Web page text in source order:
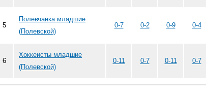
5
Полевчанка младшие
(Полевской)
0-7 0-2 0-9 0-4
6
Хоккеисты младшие
(Полевской)
0-11 0-7 0-11 0-7